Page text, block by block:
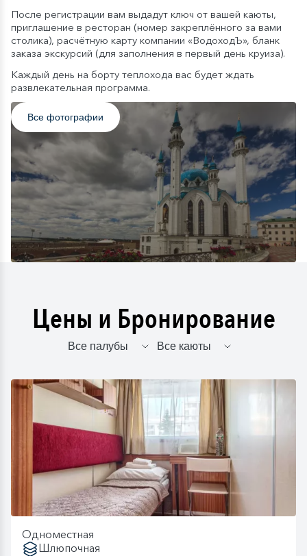
После регистрации вам выдадут ключ от вашей каюты,
приглашение в ресторан (номер закреплённого за вами
столика), расчётную карту компании «ВодоходЪ», бланк
заказа экскурсий (для заполнения в первый день круиза).
Каждый день на борту теплохода вас будет ждать
развлекательная программа.
Все фотографии
Цены и Бронирование
Одноместная
Шлюпочная